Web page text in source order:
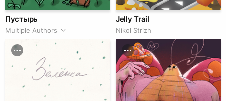
Пустырь
Multiple Authors
Jelly Trail
Nikol Strizh